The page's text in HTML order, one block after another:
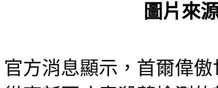
圖片來
官方消息顯示，首爾偉